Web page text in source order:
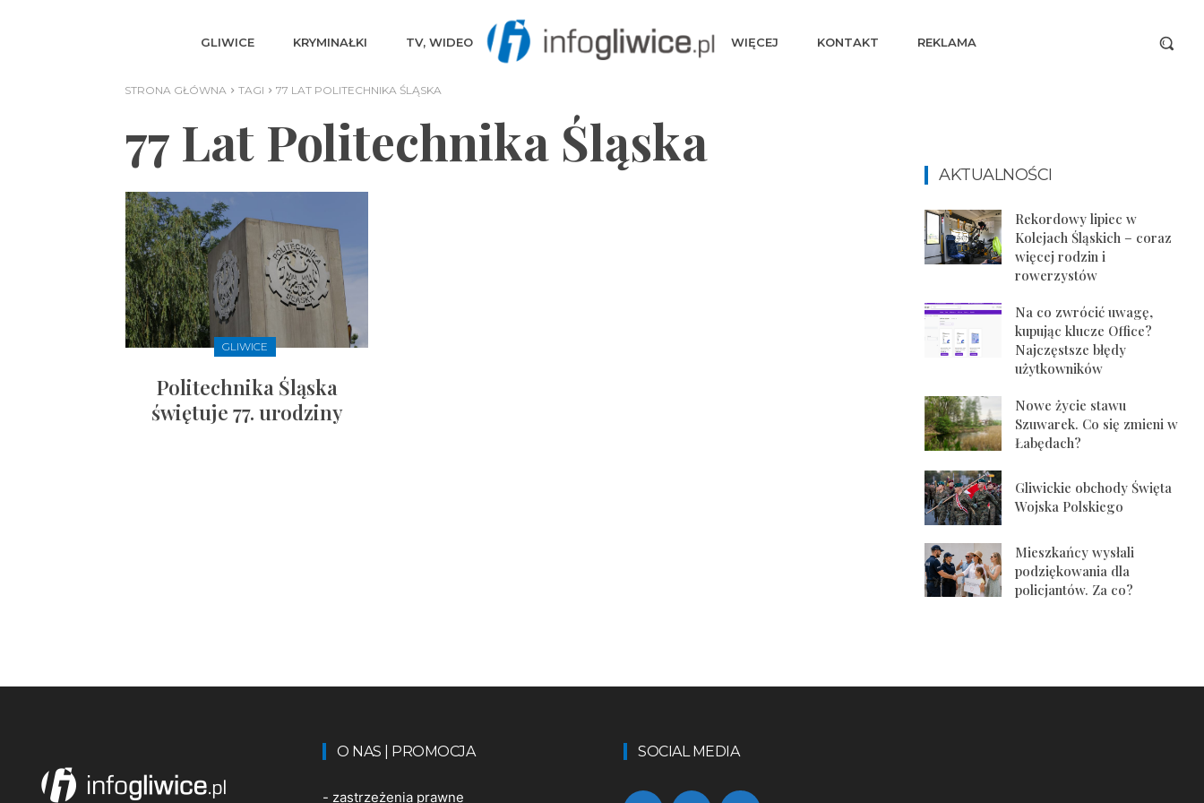
GLIWICE KRYMINAŁKI TV, WIDEO WIĘCEJ KONTAKT REKLAMA
STRONA GŁÓWNA TAGI 77 LAT POLITECHNIKA ŚLĄSKA
77 Lat Politechnika Śląska
GLIWICE
Politechnika Śląska
świętuje 77. urodziny
AKTUALNOŚCI
Rekordowy lipiec w
Kolejach Śląskich – coraz
więcej rodzin i
rowerzystów
Na co zwrócić uwagę,
kupując klucze Office?
Najczęstsze błędy
użytkowników
Nowe życie stawu
Szuwarek. Co się zmieni w
Łabędach?
Gliwickie obchody Święta
Wojska Polskiego
Mieszkańcy wysłali
podziękowania dla
policjantów. Za co?
O NAS | PROMOCJA
- zastrzeżenia prawne
SOCIAL MEDIA